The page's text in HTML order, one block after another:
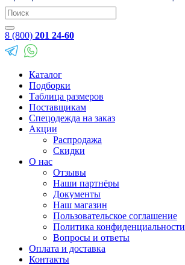
8 (800) 201 24-60
Каталог
Подборки
Таблица размеров
Поставщикам
Спецодежда на заказ
Акции
Распродажа
Скидки
О нас
Отзывы
Наши партнёры
Документы
Наш магазин
Пользовательское соглашение
Политика конфиденциальности
Вопросы и ответы
Оплата и доставка
Контакты